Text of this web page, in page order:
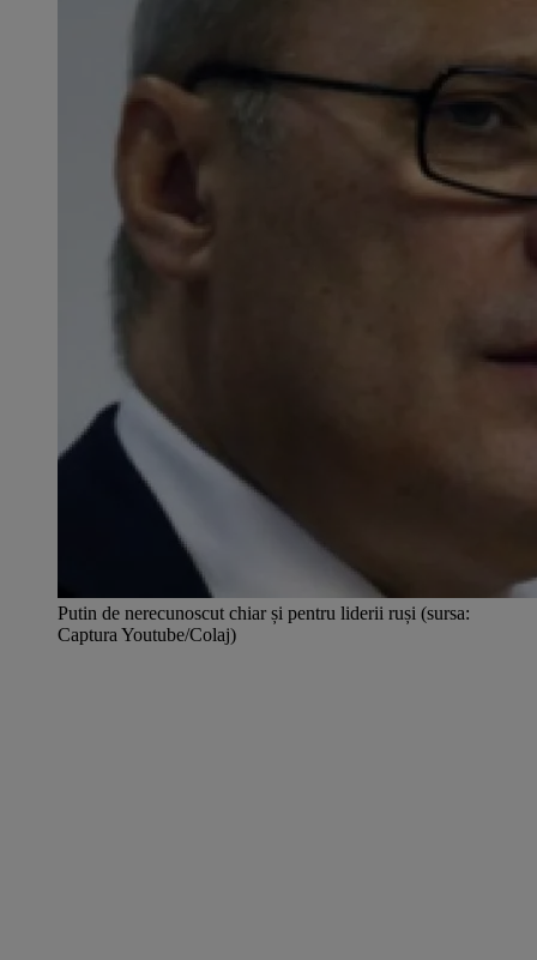
Putin de nerecunoscut chiar și pentru liderii ruși (sursa:
Captura Youtube/Colaj)